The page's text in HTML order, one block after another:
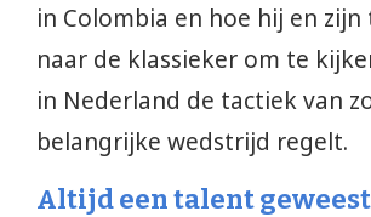
in Colombia en hoe hij en
naar de klassieker om te
in Nederland de tactiek van
belangrijke wedstrijd regelt.
Altijd een talent geweest